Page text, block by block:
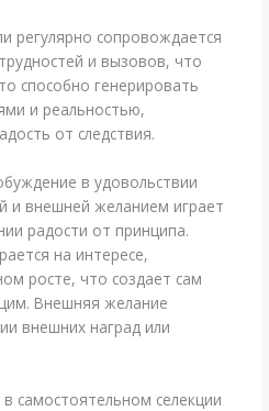
регулярно сопровождается
и вызовов, что
способно генерировать
и реальностью,
от следствия.
в удовольствии
и внешней желанием играет
радости от принципа.
на интересе,
росте, что создает сам
Внешняя желание
внешних наград или
самостоятельном селекции